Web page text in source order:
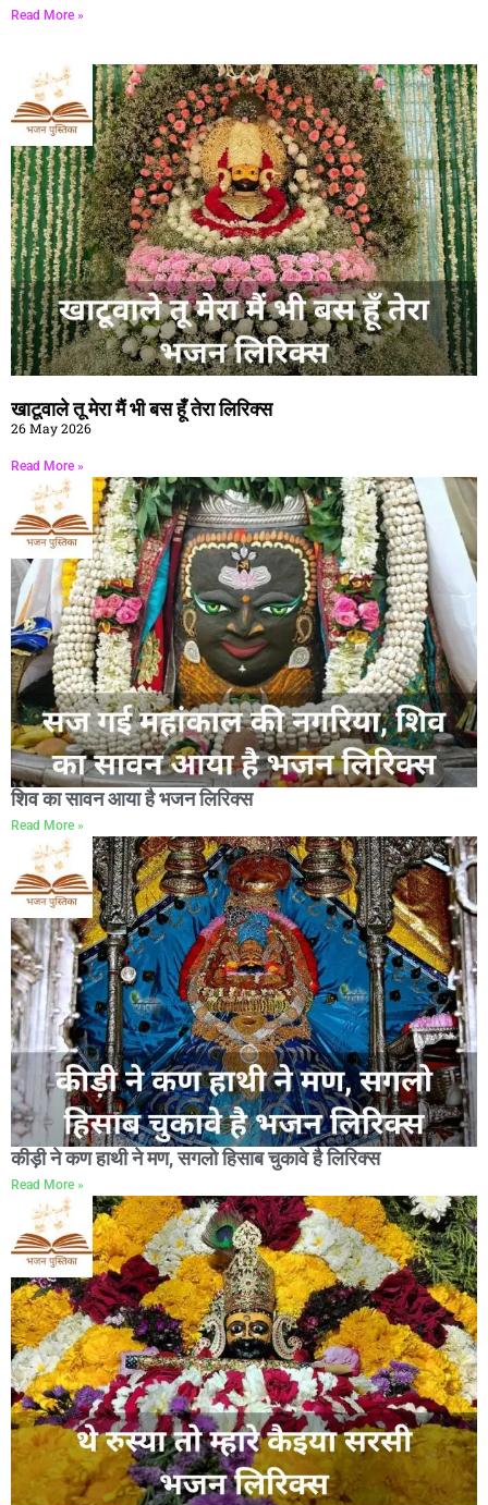
Read More »
खाटूवाले तू मेरा मैं भी बस हूँ तेरा लिरिक्स
26 May 2026
Read More »
शिव का सावन आया है भजन लिरिक्स
Read More »
कीड़ी ने कण हाथी ने मण, सगलो हिसाब चुकावे है लिरिक्स
Read More »